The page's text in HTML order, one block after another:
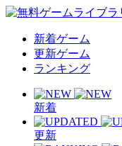
新着ゲーム
更新ゲーム
ランキング
新着
更新